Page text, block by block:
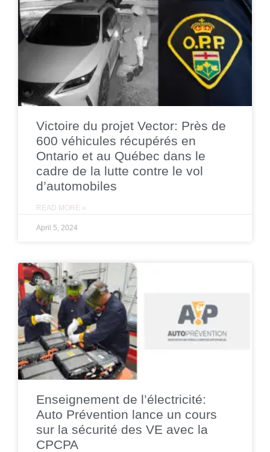
Victoire du projet Vector: Près de
600 véhicules récupérés en
Ontario et au Québec dans le
cadre de la lutte contre le vol
d’automobiles
READ MORE »
April 5, 2024
Enseignement de l’électricité:
Auto Prévention lance un cours
sur la sécurité des VE avec la
CPCPA